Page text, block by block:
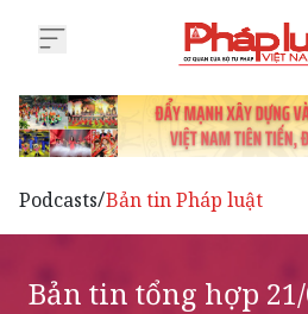
Podcasts/Bản tin Pháp luật
Bản tin tổng hợp